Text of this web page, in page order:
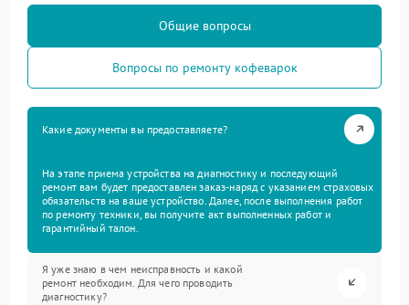
Общие вопросы
Вопросы по ремонту кофеварок
Какие документы вы предоставляете?
На этапе приема устройства на диагностику и последующий
ремонт вам будет предоставлен заказ-наряд с указанием страховых
обязательств на ваше устройство. Далее, после выполнения работ
по ремонту техники, вы получите акт выполненных работ и
гарантийный талон.
Я уже знаю в чем неисправность и какой
ремонт необходим. Для чего проводить
диагностику?